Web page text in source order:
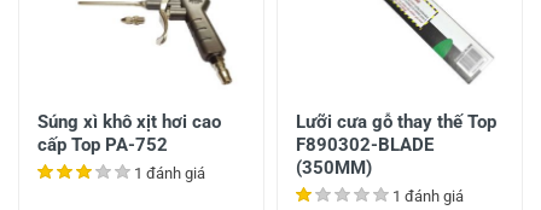
Súng xì khô xịt hơi cao
cấp Top PA-752
1 đánh giá
Lưỡi cưa gỗ thay thế Top
F890302-BLADE
(350MM)
1 đánh giá